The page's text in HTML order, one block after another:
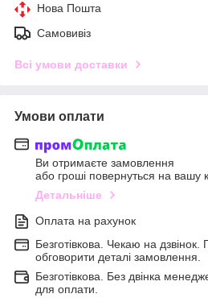
Нова Пошта
Самовивіз
Всі умови доставки
Умови оплати
Ви отримаєте замовлення
або гроші повернуться на вашу
Детальніше
Оплата на рахунок
Безготівкова. Чекаю на дзвінок.
обговорити деталі замовлення.
Безготівкова. Без двінка
для оплати.